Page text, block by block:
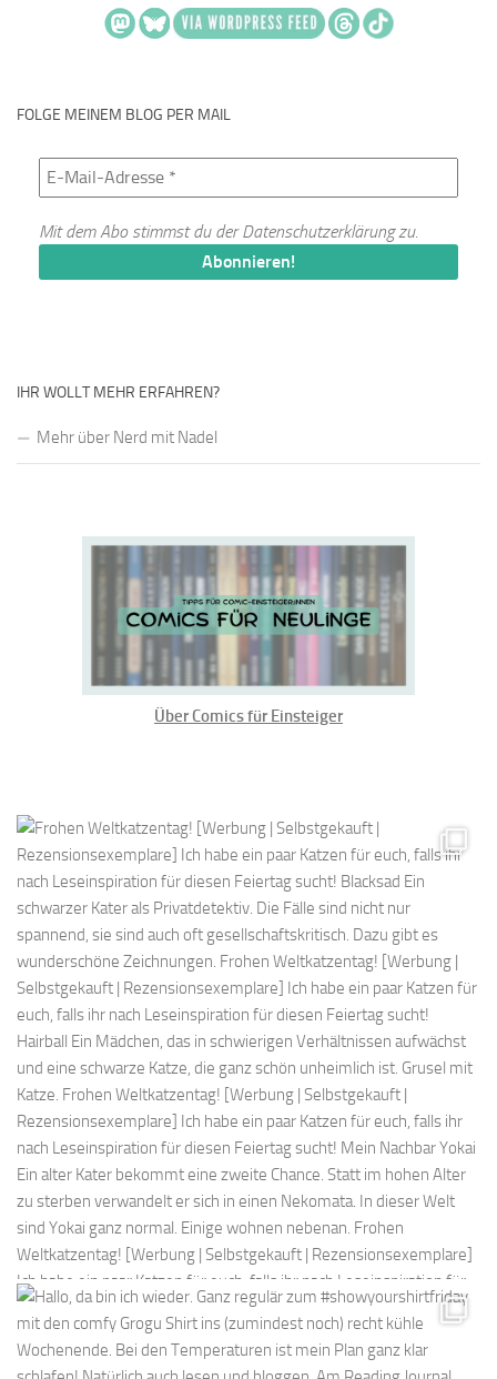
FOLGE MEINEM BLOG PER MAIL
Mit dem Abo stimmst du derDatenschutzerklärungzu.
IHR WOLLT MEHR ERFAHREN?
Mehr über Nerd mit Nadel
Über Comics für Einsteiger